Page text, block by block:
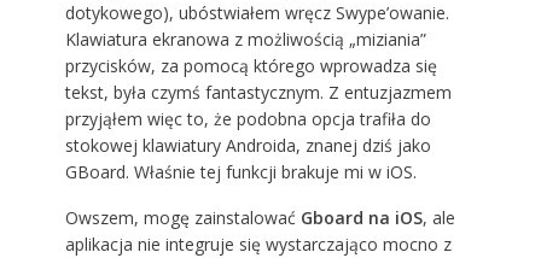
dotykowego), ubóstwiałem wręcz Swype’owanie.
Klawiatura ekranowa z możliwością „miziania”
przycisków, za pomocą którego wprowadza się
tekst, była czymś fantastycznym. Z entuzjazmem
przyjąłem więc to, że podobna opcja trafiła do
stokowej klawiatury Androida, znanej dziś jako
GBoard. Właśnie tej funkcji brakuje mi w iOS.
Owszem, mogę zainstalować Gboard na iOS, ale
aplikacja nie integruje się wystarczająco mocno z